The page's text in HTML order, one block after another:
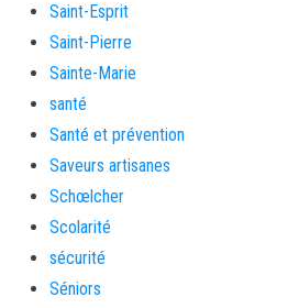
Saint-Esprit
Saint-Pierre
Sainte-Marie
santé
Santé et prévention
Saveurs artisanes
Schœlcher
Scolarité
sécurité
Séniors